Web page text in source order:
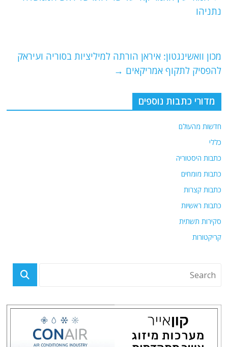
k
נתניהו
מכון וואשינגטון: איראן הורתה למיליציות בסוריה ועיראק
להפסיק לתקוף אמריקאים →
מדורי כתבות נוספים
חדשות מהעולם
כללי
כתבות היסטוריה
כתבות מומחים
כתבות קצרות
כתבות ראשיות
סקירות תשתית
קריקטורות